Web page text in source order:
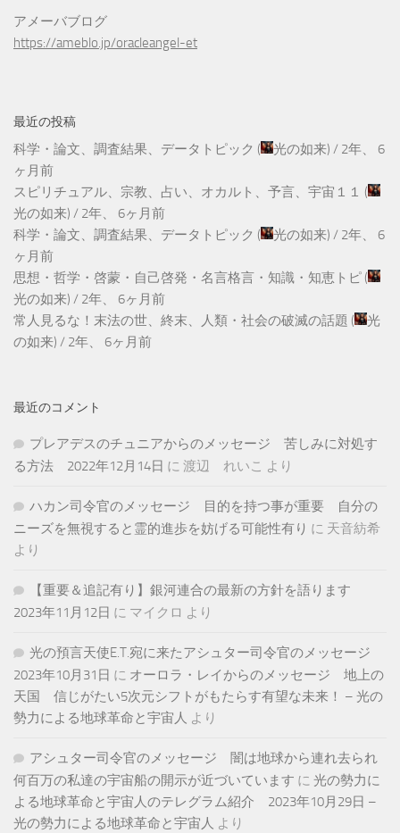
アメーバブログ
https://ameblo.jp/oracleangel-et
最近の投稿
科学・論文、調査結果、データトピック ( 光の如来) / 2年、 6
ヶ月前
スピリチュアル、宗教、占い、オカルト、予言、宇宙１１ (
光の如来) / 2年、 6ヶ月前
科学・論文、調査結果、データトピック ( 光の如来) / 2年、 6
ヶ月前
思想・哲学・啓蒙・自己啓発・名言格言・知識・知恵トピ (
光の如来) / 2年、 6ヶ月前
常人見るな！末法の世、終末、人類・社会の破滅の話題 (
光
の如来) / 2年、 6ヶ月前
最近のコメント
プレアデスのチュニアからのメッセージ 苦しみに対処す
る方法 2022年12月14日 に 渡辺 れいこ より
ハカン司令官のメッセージ 目的を持つ事が重要 自分の
ニーズを無視すると霊的進歩を妨げる可能性有り に 天音紡希
より
【重要＆追記有り】銀河連合の最新の方針を語ります
2023年11月12日 に マイクロ より
光の預言天使E.T.宛に来たアシュター司令官のメッセージ
2023年10月31日 に オーロラ・レイからのメッセージ 地上の
天国 信じがたい5次元シフトがもたらす有望な未来！ – 光の
勢力による地球革命と宇宙人 より
アシュター司令官のメッセージ 闇は地球から連れ去られ
何百万の私達の宇宙船の開示が近づいています に 光の勢力に
よる地球革命と宇宙人のテレグラム紹介 2023年10月29日 –
光の勢力による地球革命と宇宙人 より